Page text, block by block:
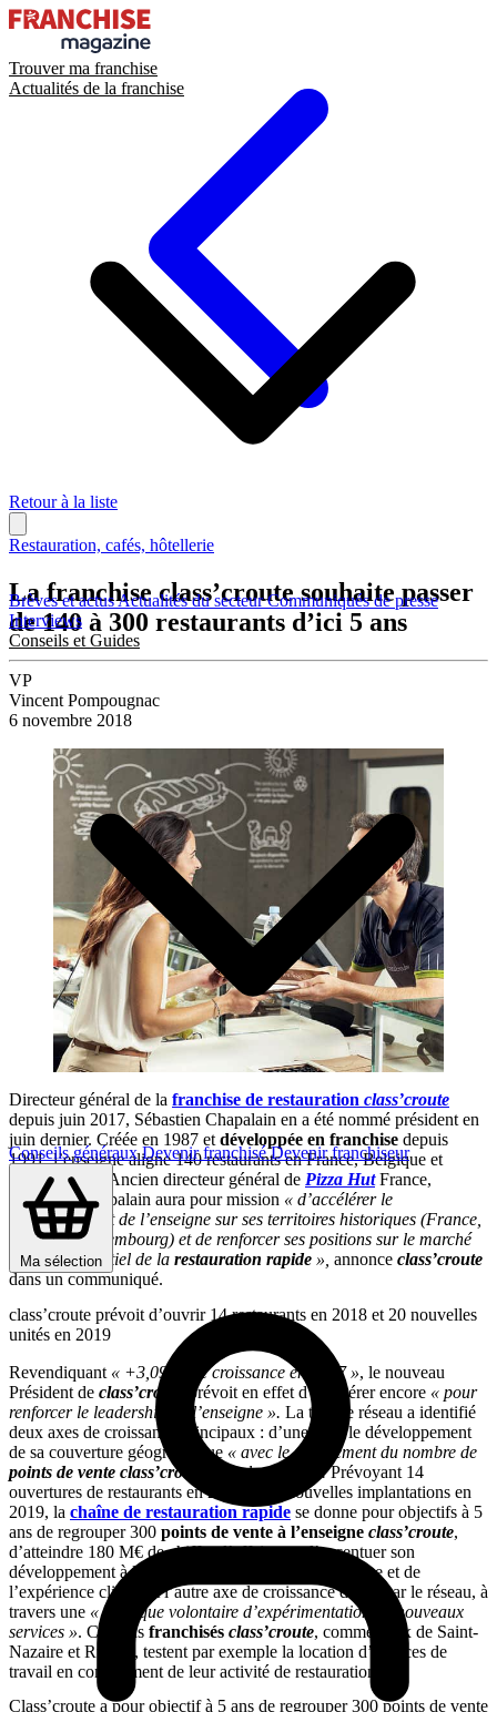
Trouver ma franchise
Actualités de la franchise
Brèves et actusActualités du secteurCommuniqués de presse
Interviews
Conseils et Guides
Conseils générauxDevenir franchiséDevenir franchiseur
Ma sélection
Retour à la liste
Restauration, cafés, hôtellerie
La franchise class’croute souhaite passer
de 140 à 300 restaurants d’ici 5 ans
VP
Vincent Pompougnac
6 novembre 2018
Directeur général de la franchise de restauration class’croute
depuis juin 2017, Sébastien Chapalain en a été nommé président en
juin dernier. Créée en 1987 et développée en franchise depuis
1991, l’enseigne aligne 140 restaurants en France, Belgique et
Luxembourg. Ancien directeur général de Pizza HutFrance,
Sébastien Chapalain aura pour mission « d’accélérer le
développement de l’enseigne sur ses territoires historiques (France,
Belgique, Luxembourg) et de renforcer ses positions sur le marché
très concurrentiel de la restauration rapide », annonce class’croute
dans un communiqué.
class’croute prévoit d’ouvrir 14 restaurants en 2018 et 20 nouvelles
unités en 2019
Revendiquant « +3,09 % de croissance en 2017 », le nouveau
Président de class’croute prévoit en effet d’accélérer encore « pour
renforcer le leadership de l’enseigne ». La tête de réseau a identifié
deux axes de croissance principaux : d’une part, le développement
de sa couverture géographique « avec le doublement du nombre de
points de vente class’croute dans les 5 ans ».Prévoyant 14
ouvertures de restaurants en 2018 et 20 nouvelles implantations en
2019, la chaîne de restauration rapide se donne pour objectifs à 5
ans de regrouper 300 points de vente à l’enseigne class’croute,
d’atteindre 180 M€ de chiffre d’affaires et d’accentuer son
développement à l’international. La qualité du service et de
l’expérience client est l’autre axe de croissance défini par le réseau, à
travers une « politique volontaire d’expérimentation de nouveaux
services ». Certains franchisés class’croute, comme ceux de Saint-
Nazaire et Rungis, testent par exemple la location d’espaces de
travail en complément de leur activité de restauration.
Class’croute a pour objectif à 5 ans de regrouper 300 points de vente